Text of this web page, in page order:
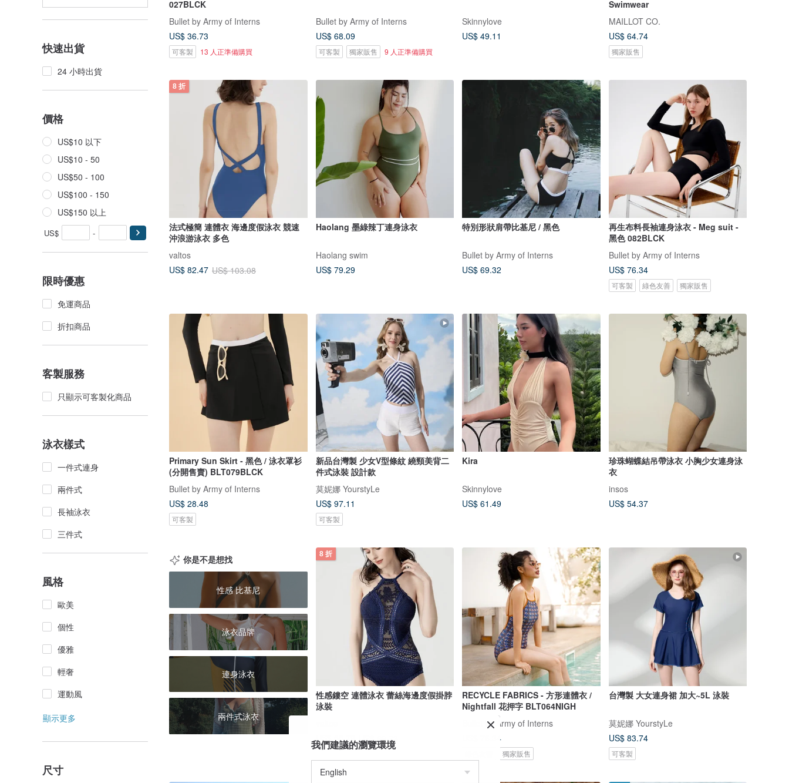
快速出貨
24 小時出貨
價格
US$10 以下
US$10 - 50
US$50 - 100
US$100 - 150
US$150 以上
US$ -
限時優惠
免運商品
折扣商品
客製服務
只顯示可客製化商品
泳衣樣式
一件式連身
兩件式
長袖泳衣
三件式
風格
歐美
個性
優雅
輕奢
運動風
顯示更多
尺寸
027BLCK
Bullet by Army of Interns
US$ 36.73
可客製 13 人正準備購買
Bullet by Army of Interns
US$ 68.09
可客製 獨家販售 9 人正準備購買
Skinnylove
US$ 49.11
Swimwear
MAILLOT CO.
US$ 64.74
獨家販售
8 折
法式極簡 連體衣 海邊度假泳衣 競速
沖浪游泳衣 多色
valtos
US$ 82.47 US$ 103.08
Haolang 墨綠辣丁連身泳衣
Haolang swim
US$ 79.29
特別形狀肩帶比基尼 / 黑色
Bullet by Army of Interns
US$ 69.32
再生布料長袖連身泳衣 - Meg suit -
黑色 082BLCK
Bullet by Army of Interns
US$ 76.34
可客製 綠色友善 獨家販售
Primary Sun Skirt - 黑色 / 泳衣罩衫
(分開售賣) BLT079BLCK
Bullet by Army of Interns
US$ 28.48
可客製
新品台灣製 少女V型條紋 繞頸美背二
件式泳裝 設計款
莫妮娜 YourstyLe
US$ 97.11
可客製
Kira
Skinnylove
US$ 61.49
珍珠蝴蝶結吊帶泳衣 小胸少女連身泳
衣
insos
US$ 54.37
你是不是想找
性感 比基尼
泳衣品牌
連身泳衣
兩件式泳衣
8 折
性感鏤空 連體泳衣 蕾絲海邊度假掛脖
泳裝
US$ 55.79 US$ 69.73
RECYCLE FABRICS - 方形連體衣 /
Nightfall 花押字 BLT064NIGH
Bullet by Army of Interns
US$ 76.34
獨家販售
台灣製 大女連身裙 加大~5L 泳裝
莫妮娜 YourstyLe
US$ 83.74
可客製
我們建議的瀏覽環境